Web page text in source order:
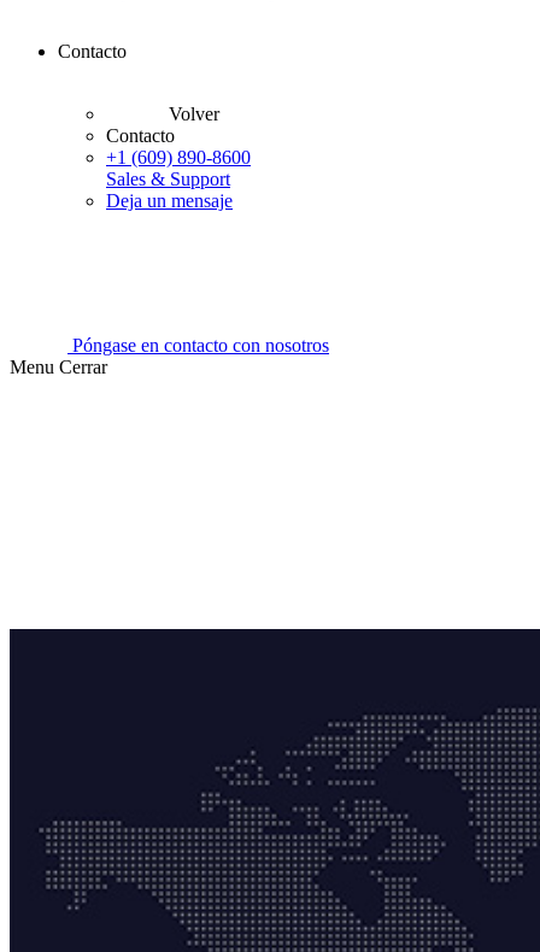
Contacto
Volver
Contacto
+1 (609) 890-8600
Sales & Support
Deja un mensaje
Póngase en contacto con nosotros
Menu Cerrar